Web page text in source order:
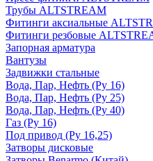
Трубы ALTSTREAM
Фитинги аксиальные
Фитинги резбовые
Запорная арматура
Вантузы
Задвижки стальные
Вода, Пар, Нефть (Ру 16)
Вода, Пар, Нефть (Ру 25)
Вода, Пар, Нефть (Ру 40)
Газ (Ру 16)
Под привод (Ру 16,25)
Затворы дисковые